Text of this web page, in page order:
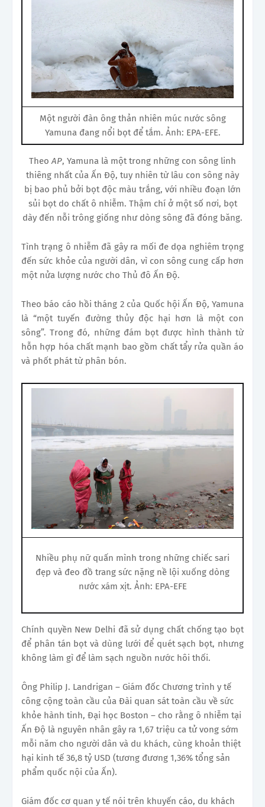
Một người đàn ông thản nhiên múc nước sông
Yamuna đang nổi bọt để tắm. Ảnh: EPA-EFE.
TheoAP, Yamuna là một trong những con sông linh
thiêng nhất của Ấn Độ, tuy nhiên từ lâu con sông này
bị bao phủ bởi bọt độc màu trắng, với nhiều đoạn lớn
sủi bọt do chất ô nhiễm. Thậm chí ở một số nơi, bọt
dày đến nỗi trông giống như dòng sông đã đóng băng.
Tình trạng ô nhiễm đã gây ra mối đe dọa nghiêm trọng
đến sức khỏe của người dân, vì con sông cung cấp hơn
một nửa lượng nước cho Thủ đô Ấn Độ.
Theo báo cáo hồi tháng 2 của Quốc hội Ấn Độ, Yamuna
là “một tuyến đường thủy độc hại hơn là một con
sông”. Trong đó, những đám bọt được hình thành từ
hỗn hợp hóa chất mạnh bao gồm chất tẩy rửa quần áo
và phốt phát từ phân bón.
Nhiều phụ nữ quấn mình trong những chiếc sari
đẹp và đeo đồ trang sức nặng nề lội xuống dòng
nước xám xịt. Ảnh: EPA-EFE
Chính quyền New Delhi đã sử dụng chất chống tạo bọt
để phân tán bọt và dùng lưới để quét sạch bọt, nhưng
không làm gì để làm sạch nguồn nước hôi thối.
Ông Philip J. Landrigan – Giám đốc Chương trình y tế
công cộng toàn cầu của Đài quan sát toàn cầu về sức
khỏe hành tinh, Đại học Boston – cho rằng ô nhiễm tại
Ấn Độ là nguyên nhân gây ra 1,67 triệu ca tử vong sớm
mỗi năm cho người dân và du khách, cùng khoản thiệt
hại kinh tế 36,8 tỷ USD (tương đương 1,36% tổng sản
phẩm quốc nội của Ấn).
Giám đốc cơ quan y tế nói trên khuyến cáo, du khách